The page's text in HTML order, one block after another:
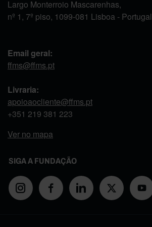
Largo Monterroio Mascarenhas,
nº 1, 7º piso, 1099-081 Lisboa - Portugal
Email geral:
ffms@ffms.pt
Livraria:
apoioaocliente@ffms.pt
+351 219 381 223
Ver no mapa
SIGA A FUNDAÇÃO